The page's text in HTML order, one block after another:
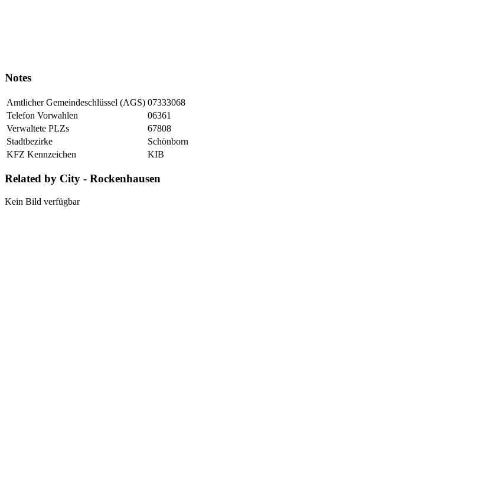
Notes
Amtlicher Gemeindeschlüssel (AGS) 07333068
Telefon Vorwahlen
06361
Verwaltete PLZs
67808
Stadtbezirke
Schönborn
KFZ Kennzeichen
KIB
Related by City - Rockenhausen
Kein Bild verfügbar